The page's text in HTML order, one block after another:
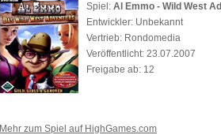
Spiel: Al Emmo - Wild West
Entwickler: Unbekannt
Vertrieb: Rondomedia
Veröffentlicht: 23.07.2007
Freigabe ab: 12
Mehr zum Spiel auf HighGames.com